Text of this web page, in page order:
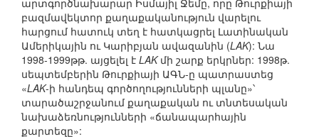
արտգործնախարար Իսմայիլ Ջեմը, որը Թուրքիայի
բազմավեկտոր քաղաքականություն վարելու
հարցում հատուկ տեղ է հատկացրել Լատինական
Ամերիկային ու Կարիբյան ավազանին (LAK): Նա
1998-1999թթ. այցելել է LAKմի շարք երկրներ: 1998թ.
սեպտեմբերին Թուրքիայի ԱԳՆ-ը պատրաստեց
«LAK-ի հանդեպ գործողությունների պլանը»՝
տարածաշրջանում քաղաքական ու տնտեսական
նախաձեռնությունների «ճանապարհային
քարտեզը»: